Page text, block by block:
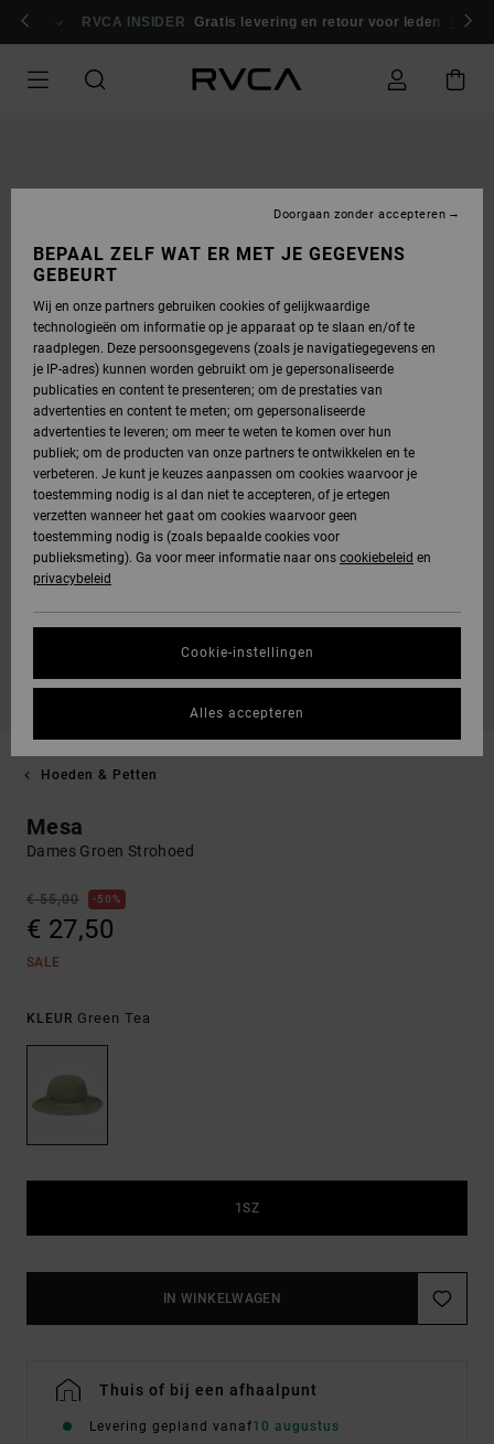
NAAR
RVCA INSIDER Gratis levering en retour voor leden
Hoeden & Petten
Mesa
Dames Groen Strohoed
€ 55,00 50%
€ 27,50
SALE
KLEUR Green Tea
1SZ
IN WINKELWAGEN
Thuis of bij een afhaalpunt
Levering gepland vanaf10 augustus
BEPAAL ZELF WAT ER MET JE GEGEVENS
GEBEURT
Wij en onze partners gebruiken cookies of gelijkwaardige
technologieën om informatie op je apparaat op te slaan en/of te
raadplegen. Deze persoonsgegevens (zoals je navigatiegegevens en
je IP-adres) kunnen worden gebruikt om je gepersonaliseerde
publicaties en content te presenteren; om de prestaties van
advertenties en content te meten; om gepersonaliseerde
advertenties te leveren; om meer te weten te komen over hun
publiek; om de producten van onze partners te ontwikkelen en te
verbeteren. Je kunt je keuzes aanpassen om cookies waarvoor je
toestemming nodig is al dan niet te accepteren, of je ertegen
verzetten wanneer het gaat om cookies waarvoor geen
toestemming nodig is (zoals bepaalde cookies voor
publieksmeting). Ga voor meer informatie naar ons cookiebeleid en
privacybeleid
Cookie-instellingen
Doorgaan zonder accepteren
Alles accepteren